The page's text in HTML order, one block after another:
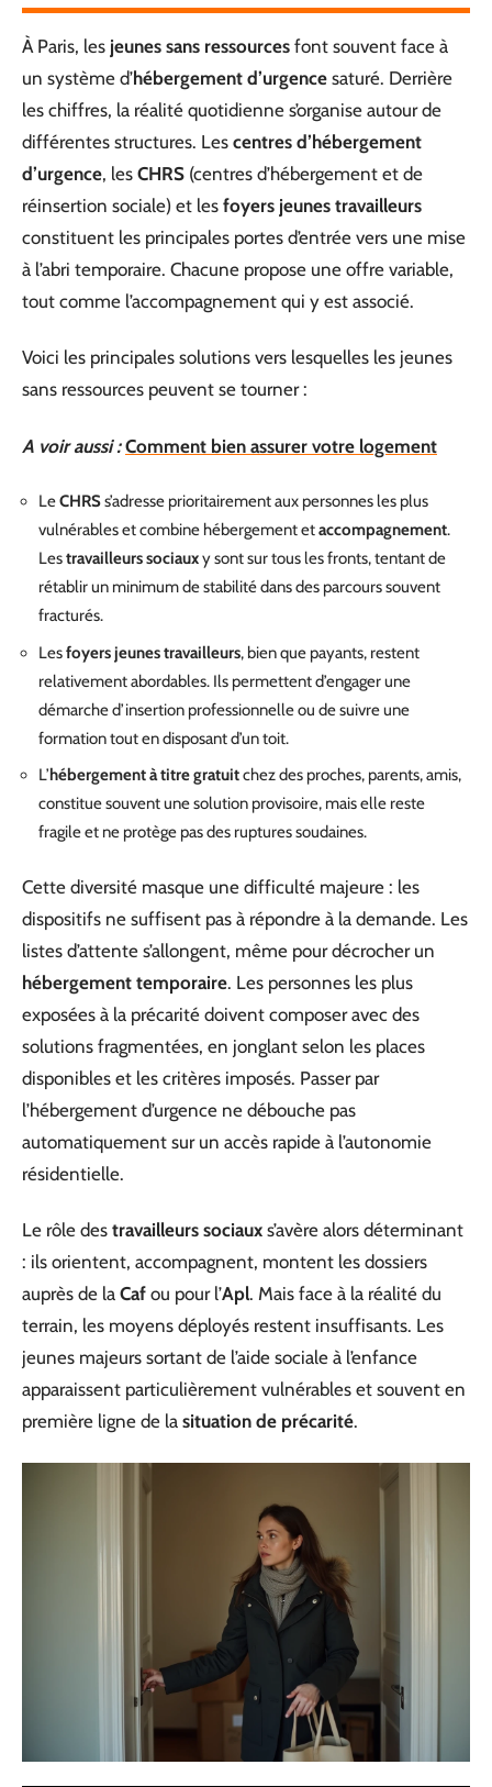
À Paris, les jeunes sans ressources font souvent face à
un système d’hébergement d’urgence saturé. Derrière
les chiffres, la réalité quotidienne s’organise autour de
différentes structures. Les centres d’hébergement
d’urgence, les CHRS (centres d’hébergement et de
réinsertion sociale) et les foyers jeunes travailleurs
constituent les principales portes d’entrée vers une mise
à l’abri temporaire. Chacune propose une offre variable,
tout comme l’accompagnement qui y est associé.
Voici les principales solutions vers lesquelles les jeunes
sans ressources peuvent se tourner :
A voir aussi : Comment bien assurer votre logement
LeCHRSs’adresse prioritairement aux personnes les plus
vulnérables et combine hébergement etaccompagnement.
Lestravailleurs sociauxy sont sur tous les fronts, tentant de
rétablir un minimum de stabilité dans des parcours souvent
fracturés.
Lesfoyers jeunes travailleurs, bien que payants, restent
relativement abordables. Ils permettent d’engager une
démarche d’insertion professionnelle ou de suivre une
formation tout en disposant d’un toit.
L’hébergement à titre gratuitchez des proches, parents, amis,
constitue souvent une solution provisoire, mais elle reste
fragile et ne protège pas des ruptures soudaines.
Cette diversité masque une difficulté majeure : les
dispositifs ne suffisent pas à répondre à la demande. Les
listes d’attente s’allongent, même pour décrocher un
hébergement temporaire. Les personnes les plus
exposées à la précarité doivent composer avec des
solutions fragmentées, en jonglant selon les places
disponibles et les critères imposés. Passer par
l’hébergement d’urgence ne débouche pas
automatiquement sur un accès rapide à l’autonomie
résidentielle.
Le rôle des travailleurs sociaux s’avère alors déterminant
: ils orientent, accompagnent, montent les dossiers
auprès de la Caf ou pour l’Apl. Mais face à la réalité du
terrain, les moyens déployés restent insuffisants. Les
jeunes majeurs sortant de l’aide sociale à l’enfance
apparaissent particulièrement vulnérables et souvent en
première ligne de la situation de précarité.